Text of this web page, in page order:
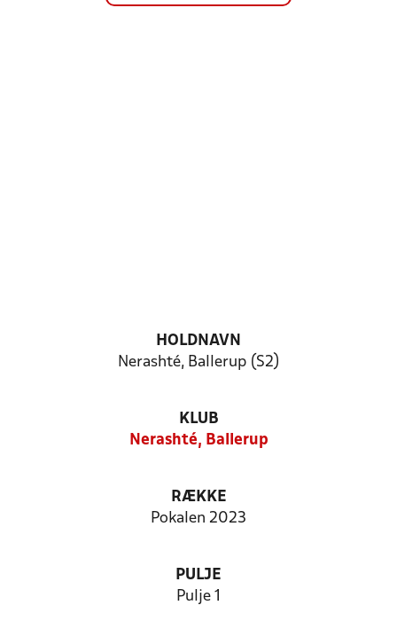
HOLDNAVN
Nerashté, Ballerup (S2)
KLUB
Nerashté, Ballerup
RÆKKE
Pokalen 2023
PULJE
Pulje 1